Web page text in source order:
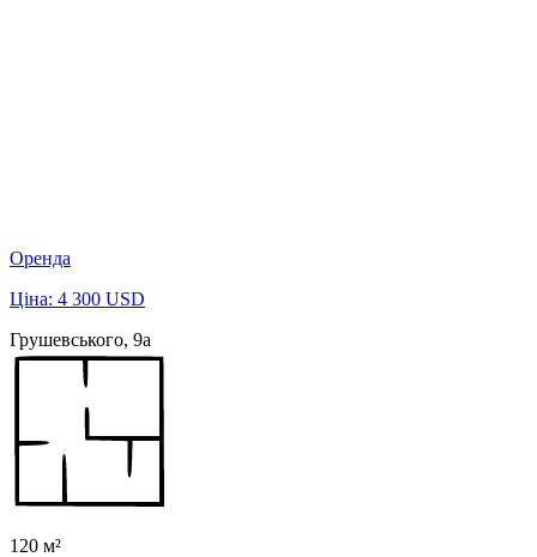
Оренда
Ціна: 4 300 USD
Грушевського, 9а
120 м²